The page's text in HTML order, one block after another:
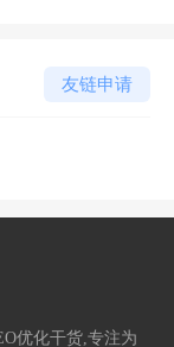
友链申请
优化干货,专注为